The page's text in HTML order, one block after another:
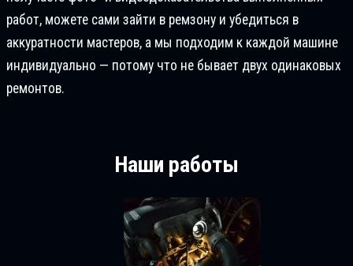
работ, можете сами зайти в ремзону и убедиться в
аккуратности мастеров, а мы подходим к каждой машине
индивидуально — потому что не бывает двух одинаковых
ремонтов.
Наши работы